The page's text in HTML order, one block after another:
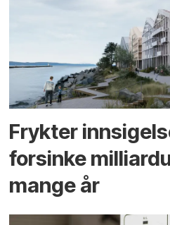
Frykter
forsinke
mange år